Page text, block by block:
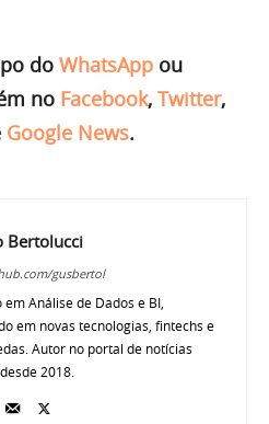
do WhatsApp ou
no Facebook, Twitter,
Google News.
Bertolucci
gusbertol
Análise de Dados e BI,
em novas tecnologias, fintechs e
Autor no portal de notícias
2018.